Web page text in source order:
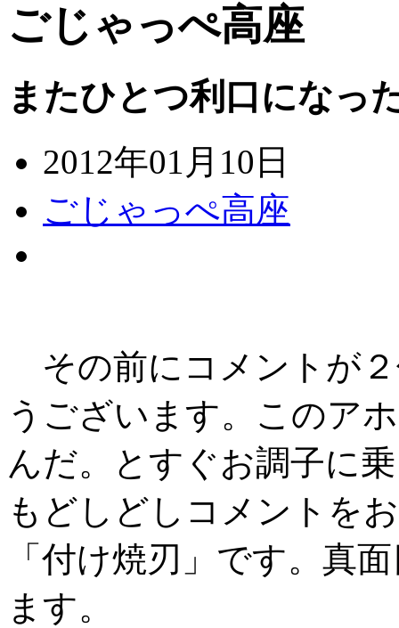
ごじゃっぺ高座
またひとつ利口になっ
2012年01月10日
ごじゃっぺ高座
その前にコメントが
うございます。このア
んだ。とすぐお調子に
もどしどしコメントを
「付け焼刃」です。真
ます。